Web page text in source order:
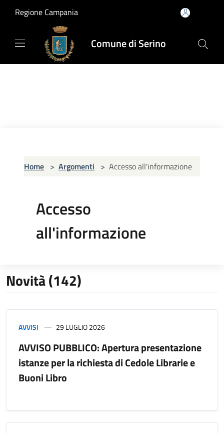
Regione Campania
Comune di Serino
Home > Argomenti > Accesso all'informazione
Accesso
all'informazione
Novità (142)
AVVISI 29 LUGLIO 2026
AVVISO PUBBLICO: Apertura presentazione
istanze per la richiesta di Cedole Librarie e
Buoni Libro